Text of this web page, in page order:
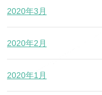
2020年3月
2020年2月
2020年1月